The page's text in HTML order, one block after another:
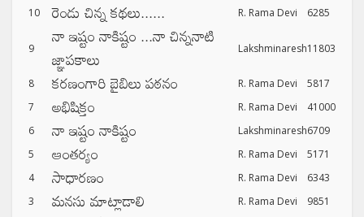
10
రెండు చిన్న కథలు...... R. Rama Devi 6285
9
నా ఇష్టం నాకిష్టం ...నా చిన్ననాటి
జ్ఞాపకాలు
Lakshminaresh11803
8 కరణంగారి బైబిలు పఠనం R. Rama Devi
5817
7
అభిషిక్తం R. Rama Devi
41000
6
నా ఇష్టం నాకిష్టం Lakshminaresh6709
5
ఆంతర్యం R. Rama Devi
5171
4
సాధారణం R. Rama Devi
6343
3
మనసు మాట్లాడాలి R. Rama Devi
9851